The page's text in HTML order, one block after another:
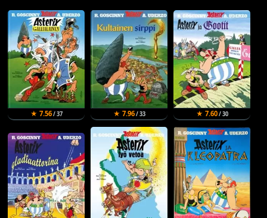
★ 7.56/ 37 ★ 7.96/ 33 ★ 7.60/ 30